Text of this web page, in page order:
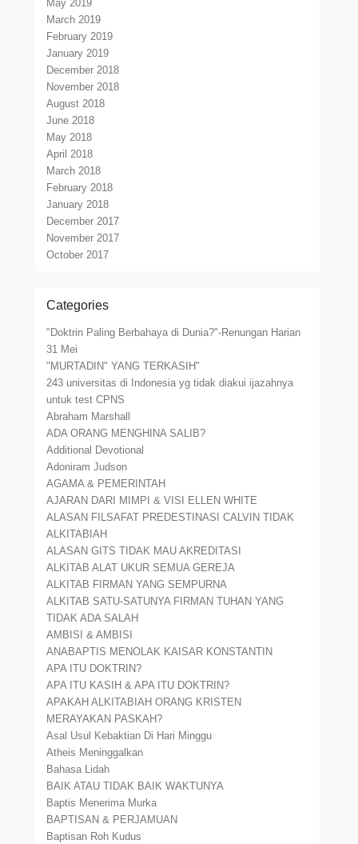
May 2019
March 2019
February 2019
January 2019
December 2018
November 2018
August 2018
June 2018
May 2018
April 2018
March 2018
February 2018
January 2018
December 2017
November 2017
October 2017
Categories
"Doktrin Paling Berbahaya di Dunia?"-Renungan Harian
31 Mei
"MURTADIN" YANG TERKASIH"
243 universitas di Indonesia yg tidak diakui ijazahnya
untuk test CPNS
Abraham Marshall
ADA ORANG MENGHINA SALIB?
Additional Devotional
Adoniram Judson
AGAMA & PEMERINTAH
AJARAN DARI MIMPI & VISI ELLEN WHITE
ALASAN FILSAFAT PREDESTINASI CALVIN TIDAK
ALKITABIAH
ALASAN GITS TIDAK MAU AKREDITASI
ALKITAB ALAT UKUR SEMUA GEREJA
ALKITAB FIRMAN YANG SEMPURNA
ALKITAB SATU-SATUNYA FIRMAN TUHAN YANG
TIDAK ADA SALAH
AMBISI & AMBISI
ANABAPTIS MENOLAK KAISAR KONSTANTIN
APA ITU DOKTRIN?
APA ITU KASIH & APA ITU DOKTRIN?
APAKAH ALKITABIAH ORANG KRISTEN
MERAYAKAN PASKAH?
Asal Usul Kebaktian Di Hari Minggu
Atheis Meninggalkan
Bahasa Lidah
BAIK ATAU TIDAK BAIK WAKTUNYA
Baptis Menerima Murka
BAPTISAN & PERJAMUAN
Baptisan Roh Kudus